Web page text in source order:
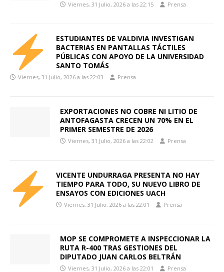
Viernes, 31 Julio, 2026 a las 22:15 Prensa
ESTUDIANTES DE VALDIVIA INVESTIGAN
BACTERIAS EN PANTALLAS TÁCTILES
PÚBLICAS CON APOYO DE LA UNIVERSIDAD
SANTO TOMÁS
Viernes, 31 Julio, 2026 a las 22:03 Prensa
EXPORTACIONES NO COBRE NI LITIO DE
ANTOFAGASTA CRECEN UN 70% EN EL
PRIMER SEMESTRE DE 2026
Viernes, 31 Julio, 2026 a las 22:02 Prensa
VICENTE UNDURRAGA PRESENTA NO HAY
TIEMPO PARA TODO, SU NUEVO LIBRO DE
ENSAYOS CON EDICIONES UACH
Viernes, 31 Julio, 2026 a las 22:01 Prensa
MOP SE COMPROMETE A INSPECCIONAR LA
RUTA R-400 TRAS GESTIONES DEL
DIPUTADO JUAN CARLOS BELTRÁN
Viernes, 31 Julio, 2026 a las 22:01 Prensa